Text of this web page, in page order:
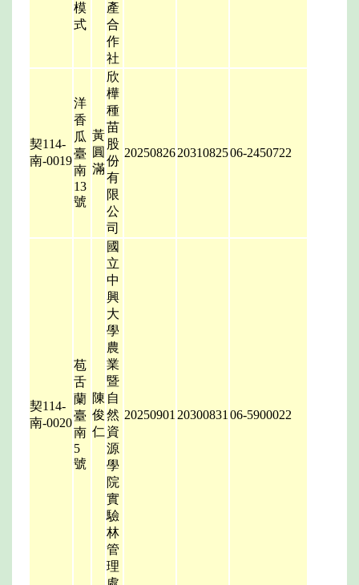
模
式
產
合
作
社
契114-
南-0019
洋
香
瓜
臺
南
13
號
黃
圓
滿
欣
樺
種
苗
股
份
有
限
公
司
202508262031082506-2450722
契114-
南-0020
苞
舌
蘭
臺
南
5
號
陳
俊
仁
國
立
中
興
大
學
農
業
暨
自
然
資
源
學
院
實
驗
林
管
理
20250901 20300831 06-5900022